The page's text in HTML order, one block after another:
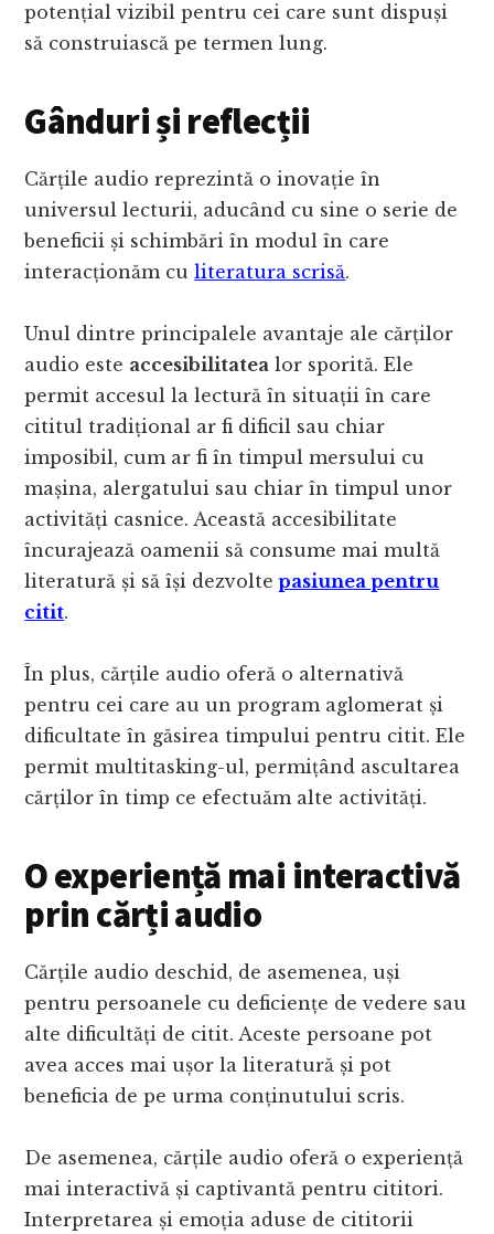
potențial vizibil pentru cei care sunt dispuși
să construiască pe termen lung.
Gânduri și reflecții
Cărțile audio reprezintă o inovație în
universul lecturii, aducând cu sine o serie de
beneficii și schimbări în modul în care
interacționăm culiteratura scrisă.
Unul dintre principalele avantaje ale cărților
audio este accesibilitatea lor sporită. Ele
permit accesul la lectură în situații în care
cititul tradițional ar fi dificil sau chiar
imposibil, cum ar fi în timpul mersului cu
mașina, alergatului sau chiar în timpul unor
activități casnice. Această accesibilitate
încurajează oamenii să consume mai multă
literatură și să își dezvolte pasiunea pentru
citit.
În plus, cărțile audio oferă o alternativă
pentru cei care au un program aglomerat și
dificultate în găsirea timpului pentru citit. Ele
permit multitasking-ul, permițând ascultarea
cărților în timp ce efectuăm alte activități.
O experiență mai interactivă
prin cărți audio
Cărțile audio deschid, de asemenea, uși
pentru persoanele cu deficiențe de vedere sau
alte dificultăți de citit. Aceste persoane pot
avea acces mai ușor la literatură și pot
beneficia de pe urma conținutului scris.
De asemenea, cărțile audio oferă o experiență
mai interactivă și captivantă pentru cititori.
Interpretarea și emoția aduse de cititorii